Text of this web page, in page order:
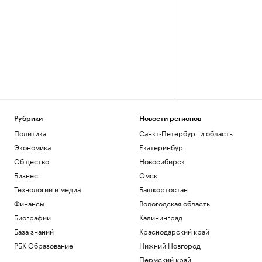
Рубрики
Политика
Экономика
Общество
Бизнес
Технологии и медиа
Финансы
Биографии
База знаний
РБК Образование
Новости регионов
Санкт-Петербург и область
Екатеринбург
Новосибирск
Омск
Башкортостан
Вологодская область
Калининград
Краснодарский край
Нижний Новгород
Пермский край